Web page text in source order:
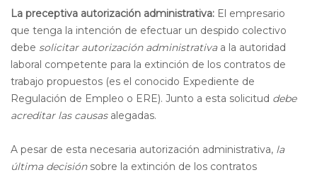
La preceptiva autorización administrativa: El empresario
que tenga la intención de efectuar un despido colectivo
debe solicitar autorización administrativaa la autoridad
laboral competente para la extinción de los contratos de
trabajo propuestos (es el conocido Expediente de
Regulación de Empleo o ERE). Junto a esta solicitud debe
acreditar las causasalegadas.
A pesar de esta necesaria autorización administrativa, la
última decisión sobre la extinción de los contratos